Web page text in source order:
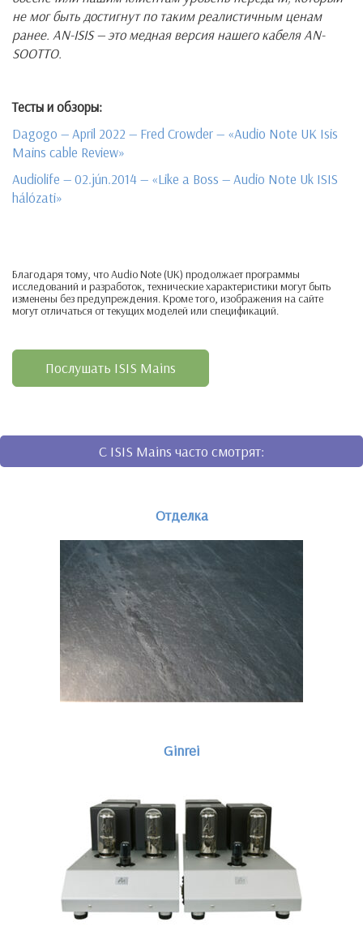
не мог быть достигнут по таким реалистичным ценам
ранее. AN-ISIS — это медная версия нашего кабеля AN-
SOOTTO.
Тесты и обзоры:
Dagogo — April 2022 — Fred Crowder — «Audio Note UK Isis
Mains cable Review»
Audiolife — 02.jún.2014 — «Like a Boss — Audio Note Uk ISIS
hálózati»
Благодаря тому, что Audio Note (UK) продолжает программы
исследований и разработок, технические характеристики могут быть
изменены без предупреждения. Кроме того, изображения на сайте
могут отличаться от текущих моделей или спецификаций.
Послушать ISIS Mains
C ISIS Mains часто смотрят:
Отделка
Ginrei